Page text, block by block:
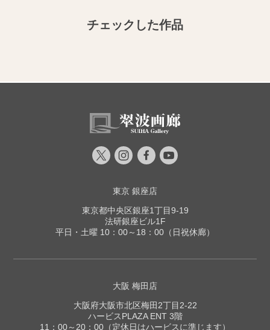
チェックした作品
東京 銀座店
東京都中央区銀座1丁目9-19
法研銀座ビル1F
平日・土曜 10：00～18：00（日祝休廊）
大阪 梅田店
大阪府大阪市北区梅田2丁目2-22
ハービスPLAZA ENT 3階
11：00～20：00（定休日はハービスに準じます）